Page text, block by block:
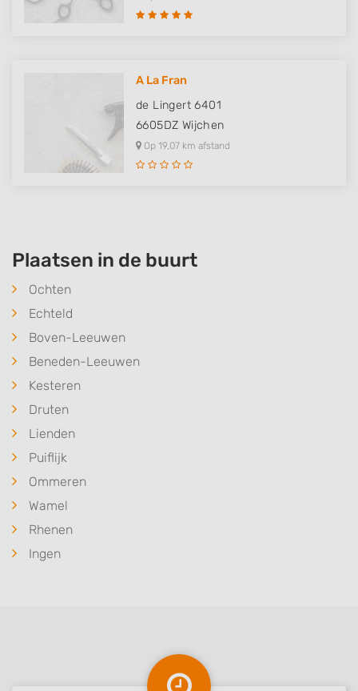
A La Fran
de Lingert 6401
6605DZ Wijchen
Op 19,07 km afstand
Plaatsen in de buurt
Ochten
Echteld
Boven-Leeuwen
Beneden-Leeuwen
Kesteren
Druten
Lienden
Puiflijk
Ommeren
Wamel
Rhenen
Ingen